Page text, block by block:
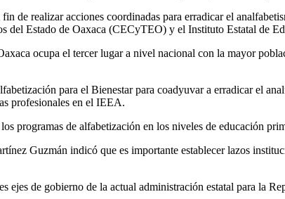
de realizar acciones coordinadas para erradicar el
del Estado de Oaxaca (CECyTEO) y el Instituto Estatal de
ocupa el tercer lugar a nivel nacional con la mayor
para el Bienestar para coadyuvar a erradicar el
profesionales en el IEEA.
programas de alfabetización en los niveles de educación
Guzmán indicó que es importante establecer lazos
ejes de gobierno de la actual administración estatal para la